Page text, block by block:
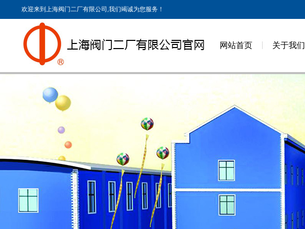
欢迎来到上海阀门二厂有限公司,我们竭诚为您服务！
网站首页 关于我们